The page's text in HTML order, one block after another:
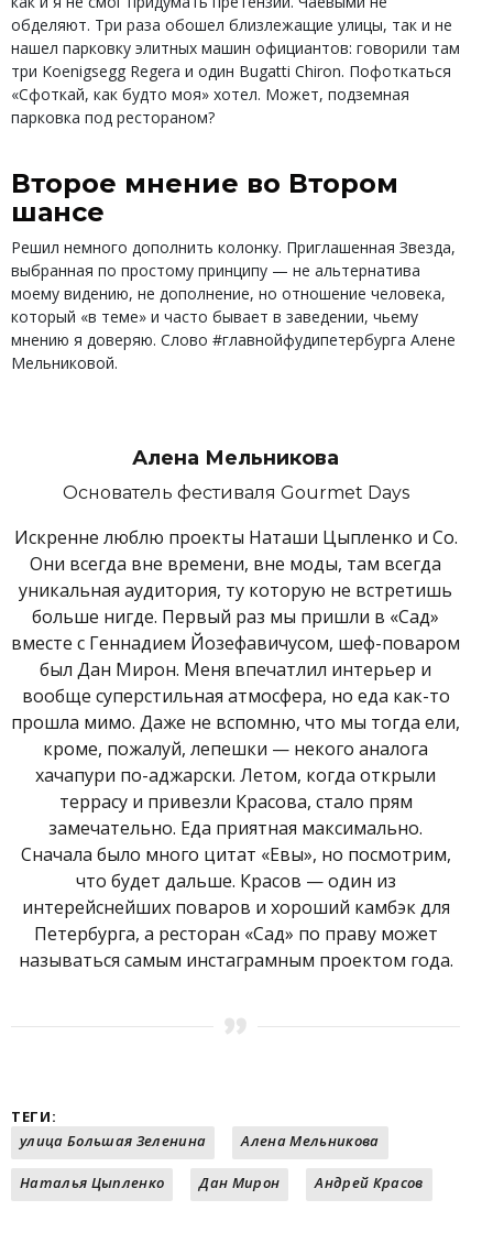
обделяют. Три раза обошел близлежащие улицы, так и не
нашел парковку элитных машин официантов: говорили там
три Koenigsegg Regera и один Bugatti Chiron. Пофоткаться
«Сфоткай, как будто моя» хотел. Может, подземная
парковка под рестораном?
Второе мнение во Втором
шансе
Решил немного дополнить колонку. Приглашенная Звезда,
выбранная по простому принципу — не альтернатива
моему видению, не дополнение, но отношение человека,
который «в теме» и часто бывает в заведении, чьему
мнению я доверяю. Слово #главнойфудипетербурга Алене
Мельниковой.
Алена Мельникова
Основатель фестиваля Gourmet Days
Искренне люблю проекты Наташи Цыпленко и Co.
Они всегда вне времени, вне моды, там всегда
уникальная аудитория, ту которую не встретишь
больше нигде. Первый раз мы пришли в «Сад»
вместе с Геннадием Йозефавичусом, шеф-поваром
был Дан Мирон. Меня впечатлил интерьер и
вообще суперстильная атмосфера, но еда как-то
прошла мимо. Даже не вспомню, что мы тогда ели,
кроме, пожалуй, лепешки — некого аналога
хачапури по-аджарски. Летом, когда открыли
террасу и привезли Красова, стало прям
замечательно. Еда приятная максимально.
Сначала было много цитат «Евы», но посмотрим,
что будет дальше. Красов — один из
интерейснейших поваров и хороший камбэк для
Петербурга, а ресторан «Сад» по праву может
называться самым инстаграмным проектом года.
ТЕГИ:
улица Большая Зеленина
Алена Мельникова
Наталья Цыпленко Дан Мирон Андрей Красов